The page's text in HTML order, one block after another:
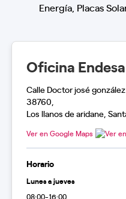
Energía, Placas
Oficina
Calle Doctor josé
38760,
Los llanos de aridane,
Ver en Google Maps
Horario
Lunes a jueves
08:00-16:00